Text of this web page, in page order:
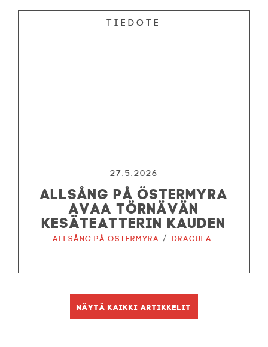
Tiedote
27.5.2026
ALLSÅNG PÅ ÖSTERMYRA
AVAA TÖRNÄVÄN
KESÄTEATTERIN KAUDEN
Allsång på Östermyra / Dracula
Näytä kaikki artikkelit